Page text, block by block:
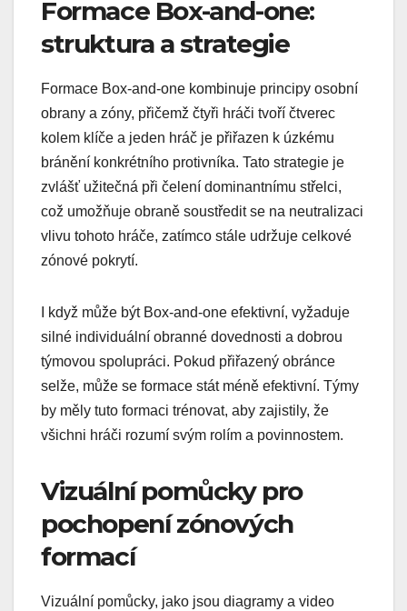
Formace Box-and-one:
struktura a strategie
Formace Box-and-one kombinuje principy osobní
obrany a zóny, přičemž čtyři hráči tvoří čtverec
kolem klíče a jeden hráč je přiřazen k úzkému
bránění konkrétního protivníka. Tato strategie je
zvlášť užitečná při čelení dominantnímu střelci,
což umožňuje obraně soustředit se na neutralizaci
vlivu tohoto hráče, zatímco stále udržuje celkové
zónové pokrytí.
I když může být Box-and-one efektivní, vyžaduje
silné individuální obranné dovednosti a dobrou
týmovou spolupráci. Pokud přiřazený obránce
selže, může se formace stát méně efektivní. Týmy
by měly tuto formaci trénovat, aby zajistily, že
všichni hráči rozumí svým rolím a povinnostem.
Vizuální pomůcky pro
pochopení zónových
formací
Vizuální pomůcky, jako jsou diagramy a video